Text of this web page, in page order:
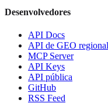
Desenvolvedores
API Docs
API de GEO regional
MCP Server
API Keys
API pública
GitHub
RSS Feed